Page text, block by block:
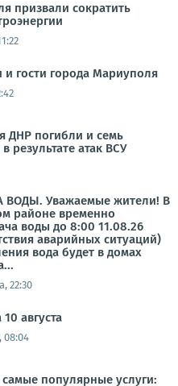
призвали сократить
гости города Мариуполя
ДНР погибли и семь
результате атак ВСУ
Уважаемые жители! В
районе временно
воды до 8:00 11.08.26
аварийных ситуаций)
вода будет в домах
22:30
августа
08:04
популярные услуги: